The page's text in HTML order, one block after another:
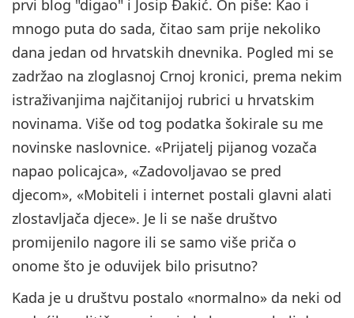
prvi blog "digao" i Josip Đakić. On piše: Kao i
mnogo puta do sada, čitao sam prije nekoliko
dana jedan od hrvatskih dnevnika. Pogled mi se
zadržao na zloglasnoj Crnoj kronici, prema nekim
istraživanjima najčitanijoj rubrici u hrvatskim
novinama. Više od tog podatka šokirale su me
novinske naslovnice. «Prijatelj pijanog vozača
napao policajca», «Zadovoljavao se pred
djecom», «Mobiteli i internet postali glavni alati
zlostavljača djece». Je li se naše društvo
promijenilo nagore ili se samo više priča o
onome što je oduvijek bilo prisutno?
Kada je u društvu postalo «normalno» da neki od